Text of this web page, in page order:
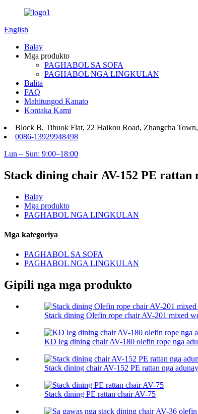
English
Balay
Mga produkto
PAGHABOL SA SOFA
PAGHABOL NGA LINGKULAN
Balita
FAQ
Mahitungod Kanato
Kontaka Kami
Block B, Tibuok Flat, 22 Haikou Road, Zhangcha
0086-13929948498
Lun – Sun: 9:00–18:00
Stack dining chair AV-152 PE rattan
Balay
Mga produkto
PAGHABOL NGA LINGKULAN
Mga kategoriya
PAGHABOL SA SOFA
PAGHABOL NGA LINGKULAN
Gipili nga mga produkto
Stack dining Olefin rope chair AV-201 mixed
KD leg dining chair AV-180 olefin rope nga
Stack dining chair AV-152 PE rattan nga
Stack dining PE rattan chair AV-75